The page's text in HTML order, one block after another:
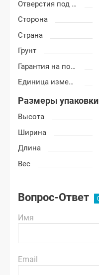
Отверстия под молдинг
Сторона
Страна
Грунт
Гарантия на покраску
Единица измерения
Размеры упаковки
Высота
Ширина
Длина
Вес
Вопрос-Ответ
Имя
Email